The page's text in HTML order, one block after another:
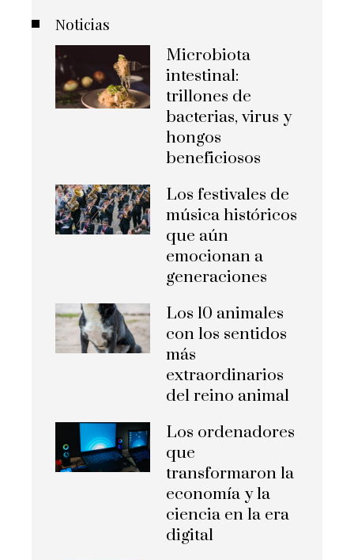
Noticias
Microbiota
intestinal:
trillones de
bacterias, virus y
hongos
beneficiosos
Los festivales de
música históricos
que aún
emocionan a
generaciones
Los 10 animales
con los sentidos
más
extraordinarios
del reino animal
Los ordenadores
que
transformaron la
economía y la
ciencia en la era
digital